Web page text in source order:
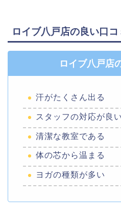
ロイブ八戸店の良い口コ
ロイブ八戸店
汗がたくさん出る
スタッフの対応が良い
清潔な教室である
体の芯から温まる
ヨガの種類が多い